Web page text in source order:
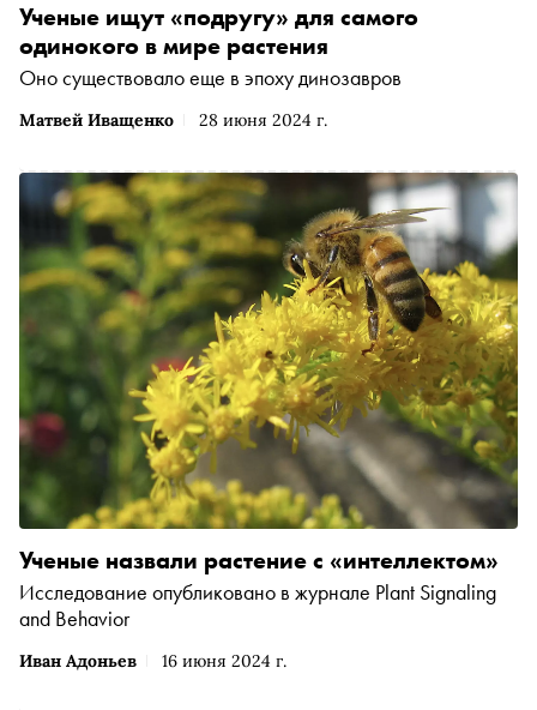
Матвей Иващенко 28 июня 2024 г.
Ученые ищут «подругу» для самого
одинокого в мире растения
Оно существовало еще в эпоху динозавров
Иван Адоньев 16 июня 2024 г.
Ученые назвали растение с «интеллектом»
Исследование опубликовано в журнале Plant Signaling
and Behavior